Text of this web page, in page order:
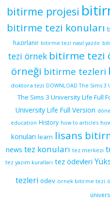
bitirme projesi
bitirme tezi konuları
hazırlanır bitirme tezi nasıl yazılır
tezi örnek bitirme tezi
örneği bitirme tezleri
doktora tezi DOWNLOAD The Sims
The Sims 3 University Life Full
University Life Full Version
education History how to articles
konuları learn lisans
news tez konuları tez merkezi
tez yazım kuralları tez ödevleri
tezleri ödev örnek bitirme tezi